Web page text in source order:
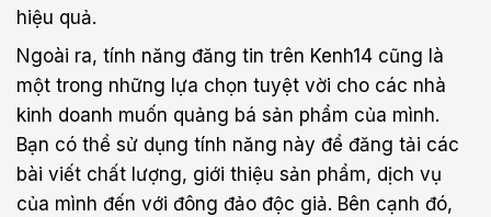
hiệu quả.
Ngoài ra, tính năng đăng tin trên Kenh14 cũng là
một trong những lựa chọn tuyệt vời cho các nhà
kinh doanh muốn quảng bá sản phẩm của mình.
Bạn có thể sử dụng tính năng này để đăng tải các
bài viết chất lượng, giới thiệu sản phẩm, dịch vụ
của mình đến với đông đảo độc giả. Bên cạnh đó,